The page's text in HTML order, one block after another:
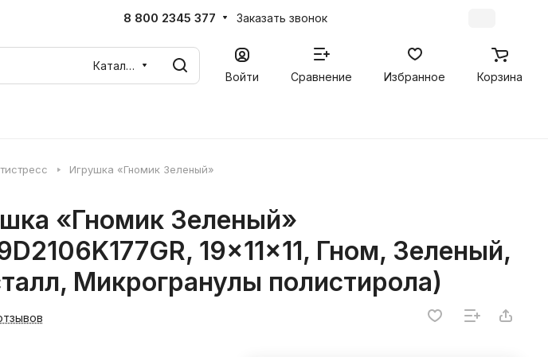
8 800 2345 377 Заказать звонок
Каталог
Войти
Сравнение Избранное Корзина
Игрушка «Гномик Зеленый»
«Гномик Зеленый»
19x11x11, Гном, Зеленый,
Микрогранулы полистирола)